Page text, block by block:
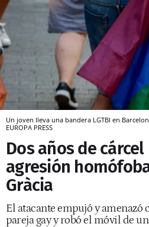
Un joven lleva una bandera LGTBI en
EUROPA PRESS
Dos años de
agresión
Gràcia
El atacante empujó y amenazó
pareja gay y robó el móvil de